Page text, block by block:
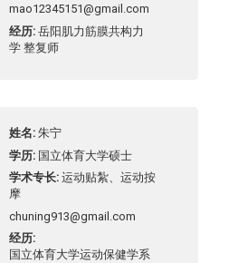
mao12345151@gmail.com
经历 岳阳肌力筋膜共构力
学 整复师
姓名 朱宁
学历 国立体育大学硕士
学术专长 运动贴紮、运动按
摩
chuning913@gmail.com
经历
国立体育大学运动保健学系